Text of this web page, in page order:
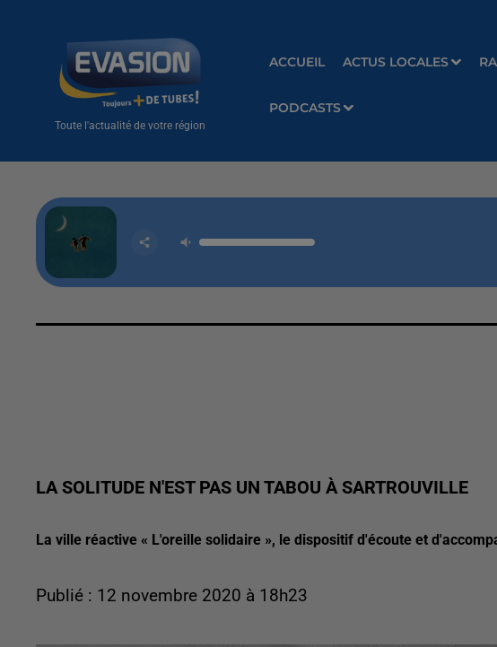
Toute l'actualité de votre région
ACCUEIL ACTUS LOCALES
PODCASTS
LA SOLITUDE N'EST PAS UN TABOU À SARTROUVILLE
La ville réactive « L'oreille solidaire », le dispositif d'écoute et
Publié : 12 novembre 2020 à 18h23